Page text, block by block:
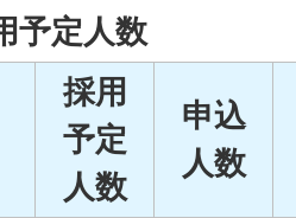
予定人数
採用
予定
人数
申込
人数